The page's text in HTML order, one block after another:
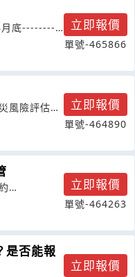
月底----------
立即報價
單號-465866
風險評估作
立即報價
單號-464890
立即報價
單號-464263
是否能報
立即報價